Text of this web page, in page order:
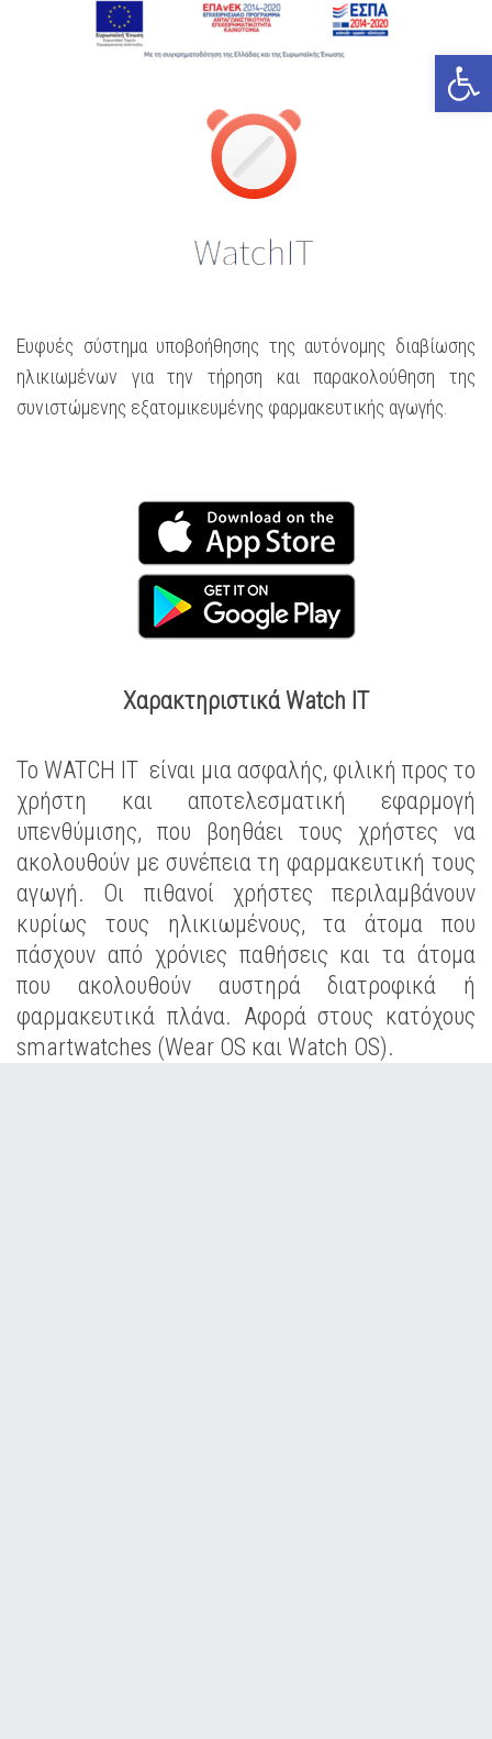
Ευφυές σύστημα υποβοήθησης της αυτόνομης διαβίωσης
ηλικιωμένων για την τήρηση και παρακολούθηση της
συνιστώμενης εξατομικευμένης φαρμακευτικής αγωγής.
Χαρακτηριστικά Watch IT
Το WATCH IT είναι μια ασφαλής, φιλική προς το
χρήστη και αποτελεσματική εφαρμογή
υπενθύμισης, που βοηθάει τους χρήστες να
ακολουθούν με συνέπεια τη φαρμακευτική τους
αγωγή. Οι πιθανοί χρήστες περιλαμβάνουν
κυρίως τους ηλικιωμένους, τα άτομα που
πάσχουν από χρόνιες παθήσεις και τα άτομα
που ακολουθούν αυστηρά διατροφικά ή
φαρμακευτικά πλάνα. Αφορά στους κατόχους
smartwatches (Wear OS και Watch OS).